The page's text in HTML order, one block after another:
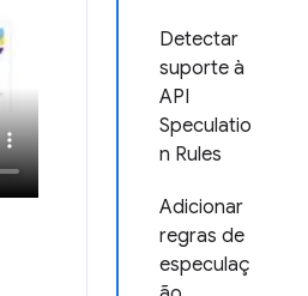
Detectar
suporte à
API
Speculatio
n Rules
Adicionar
regras de
especulaç